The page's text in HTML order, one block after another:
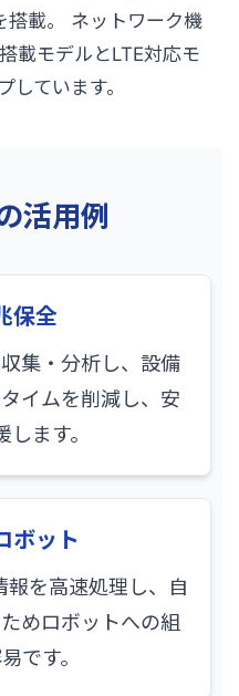
搭載。 ネットワーク機
載モデルとLTE対応モ
ています。
活用例
保全
集・分析し、設備
イムを削減し、安
ます。
ボット
報を高速処理し、自
めロボットへの組
です。